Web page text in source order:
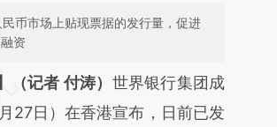
币市场上贴现票据的发行量，促进
资
头增加这段话：本文由第三方
财新文章
（记者 付涛） 世界银行集团成
27日）在香港宣布，日前已发